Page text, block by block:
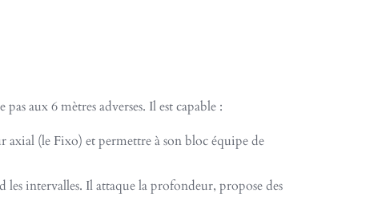
aux 6 mètres adverses. Il est capable :
axial (le Fixo) et permettre à son bloc équipe de
intervalles. Il attaque la profondeur, propose des